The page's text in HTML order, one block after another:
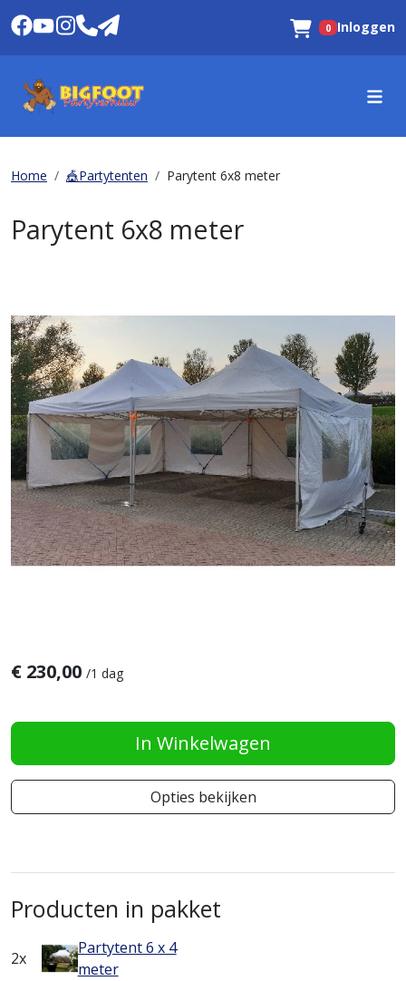
Winkelwagen
0 Inloggen
Home 🎪Partytenten Parytent 6x8 meter
Parytent 6x8 meter
€ 230,00 /1 dag
In Winkelwagen
Opties bekijken
Producten in pakket
2x
Partytent 6 x 4
meter